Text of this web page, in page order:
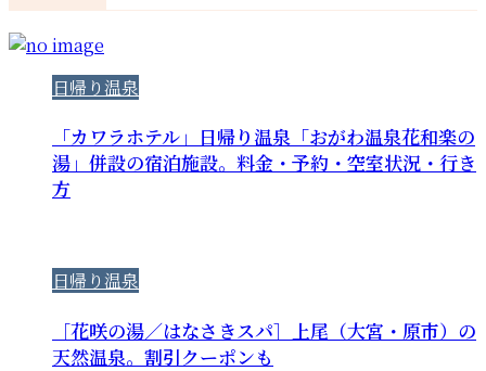
日帰り温泉
「カワラホテル」日帰り温泉「おがわ温泉花和楽の
湯」併設の宿泊施設。料金・予約・空室状況・行き
方
日帰り温泉
［花咲の湯／はなさきスパ］上尾（大宮・原市）の
天然温泉。割引クーポンも